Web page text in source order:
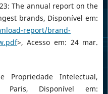
The annual report on the
brands, Disponível em:
report/brand-
>, Acesso em: 24 mar.
Propriedade Intelectual,
Disponível em: